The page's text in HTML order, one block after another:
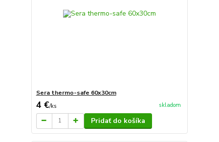
Sera thermo-safe 60x30cm
4 €/ks skladom
Pridať do košíka